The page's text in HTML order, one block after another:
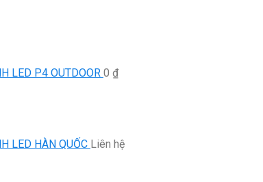
LED P4 OUTDOOR 0 ₫
LED HÀN QUỐC Liên hệ